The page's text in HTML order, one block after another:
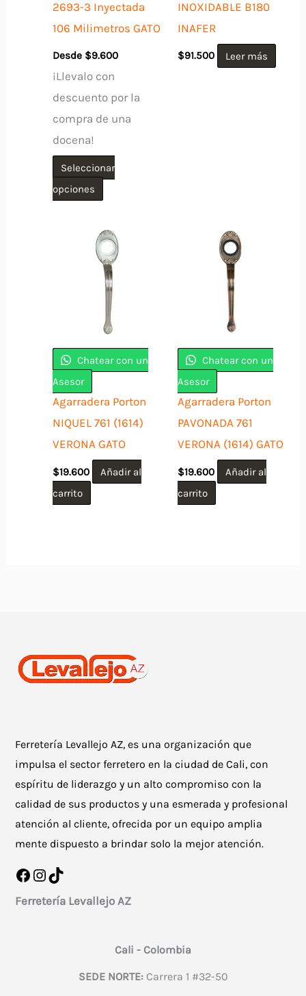
2693-3 Inyectada
106 Milimetros GATO
Desde $9.600
¡Llevalo con
descuento por la
compra de una
docena!
Seleccionar
opciones
tiene
múltiples
variantes.
Las
opciones
se
pueden
en
la
página
de
producto
INOXIDABLE B180
INAFER
$91.500 Leer más
Chatear con un
Asesor
Agarradera Porton
NIQUEL 761 (1614)
VERONA GATO
$19.600
Añadir al
carrito
Chatear con un
Asesor
Agarradera Porton
PAVONADA 761
VERONA (1614) GATO
$19.600
Añadir al
carrito
Ferretería Levallejo AZ, es una organización que
impulsa el sector ferretero en la ciudad de Cali, con
espíritu de liderazgo y un alto compromiso con la
calidad de sus productos y una esmerada y profesional
atención al cliente, ofrecida por un equipo amplia
mente dispuesto a brindar solo la mejor atención.
Facebook
Instagram
TikTok
Ferretería Levallejo AZ
Cali - Colombia
SEDE NORTE:Carrera 1 #32-50